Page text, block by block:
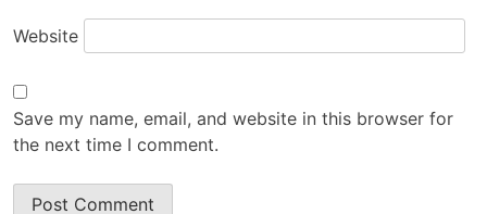
Website
Save my name, email, and website in this browser for
the next time I comment.